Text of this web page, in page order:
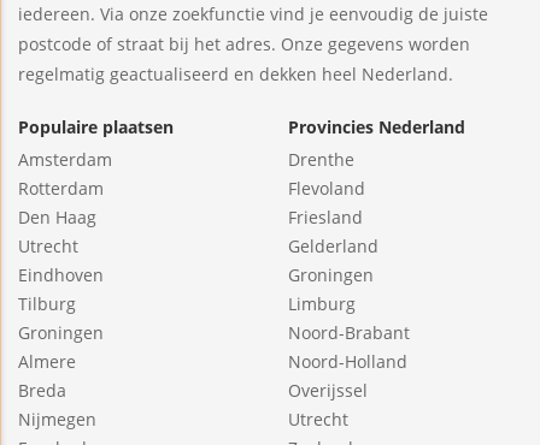
iedereen. Via onze zoekfunctie vind je eenvoudig de juiste
postcode of straat bij het adres. Onze gegevens worden
regelmatig geactualiseerd en dekken heel Nederland.
Populaire plaatsen
Amsterdam
Rotterdam
Den Haag
Utrecht
Eindhoven
Tilburg
Groningen
Almere
Breda
Nijmegen
Provincies Nederland
Drenthe
Flevoland
Friesland
Gelderland
Groningen
Limburg
Noord-Brabant
Noord-Holland
Overijssel
Utrecht